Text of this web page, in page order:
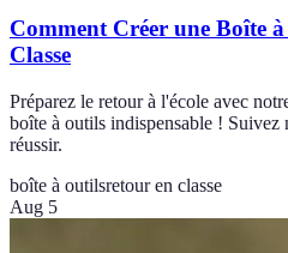
Comment Créer une Boîte
Classe
Préparez le retour à l'école avec
boîte à outils indispensable ! Suivez
réussir.
boîte à outilsretour en classe
Aug 5